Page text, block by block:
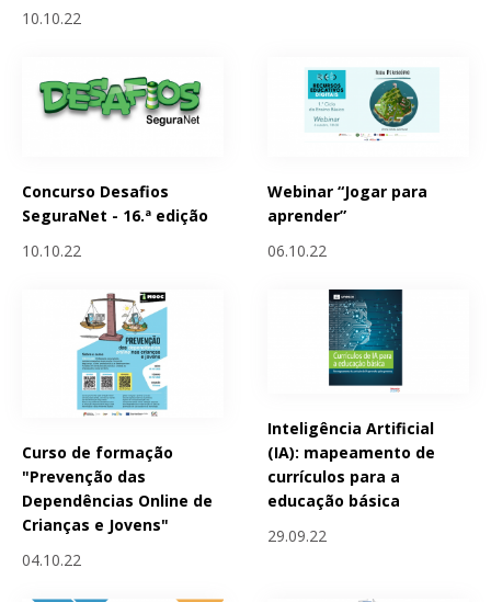
10.10.22
Concurso Desafios
SeguraNet - 16.ª edição
10.10.22
Webinar “Jogar para
aprender”
06.10.22
Curso de formação
"Prevenção das
Dependências Online de
Crianças e Jovens"
04.10.22
Inteligência Artificial
(IA): mapeamento de
currículos para a
educação básica
29.09.22